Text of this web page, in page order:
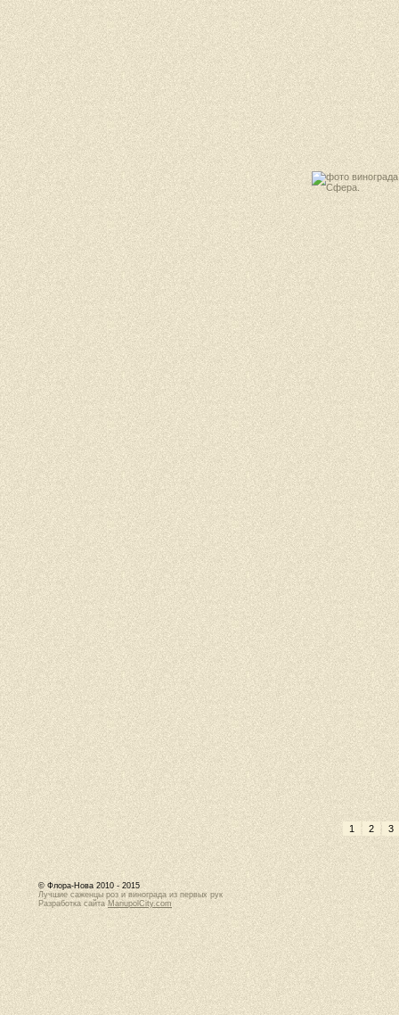
1 2 3
© Флора-Нова 2010 - 2015
Лучшие саженцы роз и винограда из первых рук
Разработка сайтаMariupolCity.com